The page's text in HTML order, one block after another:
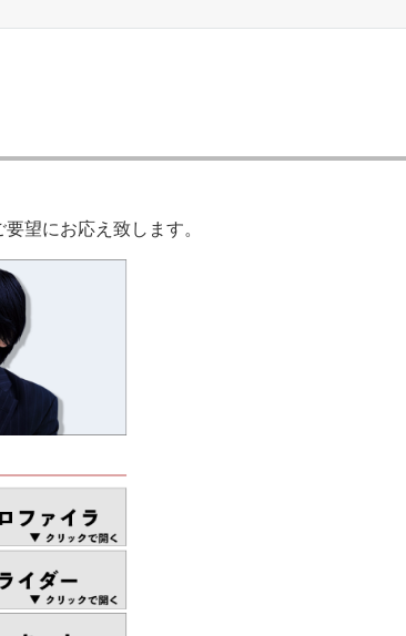
望にお応え致します。